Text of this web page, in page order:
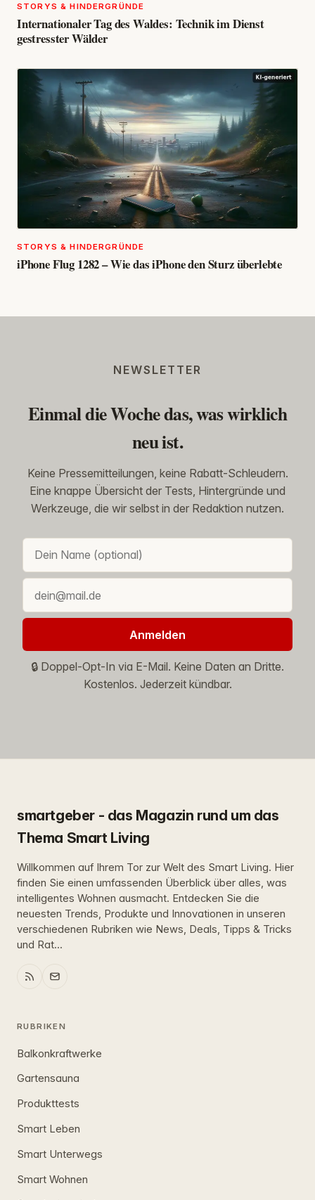
STORYS & HINDERGRÜNDE
Internationaler Tag des Waldes: Technik im Dienst
gestresster Wälder
STORYS & HINDERGRÜNDE
iPhone Flug 1282 – Wie das iPhone den Sturz überlebte
NEWSLETTER
Einmal die Woche das, was wirklich
neu ist.
Keine Pressemitteilungen, keine Rabatt-Schleudern.
Eine knappe Übersicht der Tests, Hintergründe und
Werkzeuge, die wir selbst in der Redaktion nutzen.
Anmelden
🔒 Doppel-Opt-In via E-Mail. Keine Daten an Dritte.
Kostenlos. Jederzeit kündbar.
smartgeber - das Magazin rund um das
Thema Smart Living
Willkommen auf Ihrem Tor zur Welt des Smart Living. Hier
finden Sie einen umfassenden Überblick über alles, was
intelligentes Wohnen ausmacht. Entdecken Sie die
neuesten Trends, Produkte und Innovationen in unseren
verschiedenen Rubriken wie News, Deals, Tipps & Tricks
und Rat...
RUBRIKEN
Balkonkraftwerke
Gartensauna
Produkttests
Smart Leben
Smart Unterwegs
Smart Wohnen